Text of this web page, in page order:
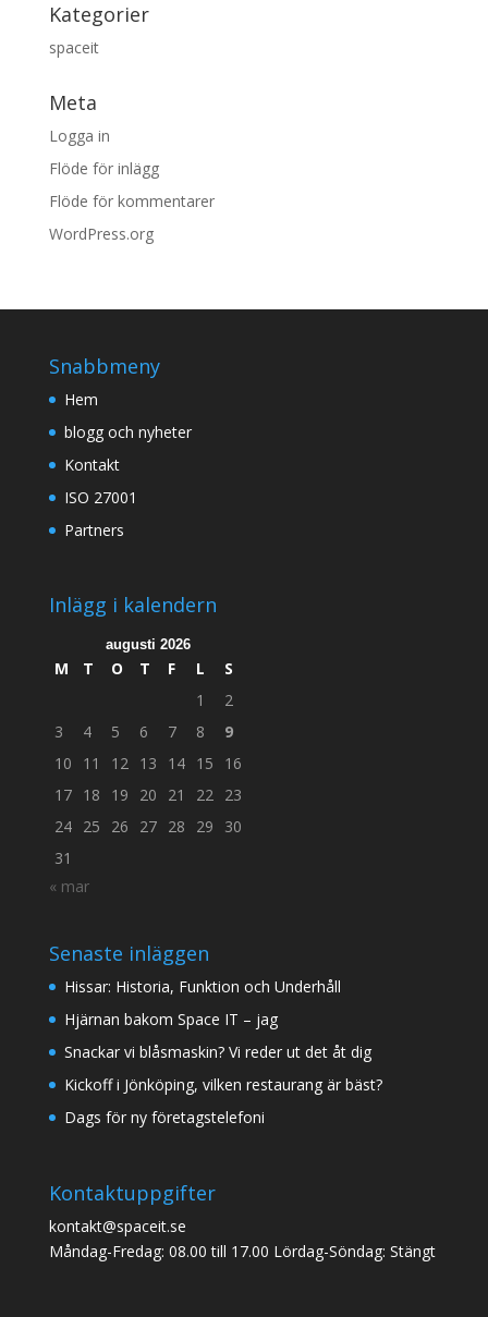
Kategorier
spaceit
Meta
Logga in
Flöde för inlägg
Flöde för kommentarer
WordPress.org
Snabbmeny
Hem
blogg och nyheter
Kontakt
ISO 27001
Partners
Inlägg i kalendern
augusti 2026
M T O T F L
S
1
2
3
4 5 6 7 8
9
10
11 12 13 14 15
16
17 18 19 20 21 22 23
24 25 26 27 28 29
30
31
« mar
Senaste inläggen
Hissar: Historia, Funktion och Underhåll
Hjärnan bakom Space IT – jag
Snackar vi blåsmaskin? Vi reder ut det åt dig
Kickoff i Jönköping, vilken restaurang är bäst?
Dags för ny företagstelefoni
Kontaktuppgifter
kontakt@spaceit.se
Måndag-Fredag: 08.00 till 17.00 Lördag-Söndag: Stängt